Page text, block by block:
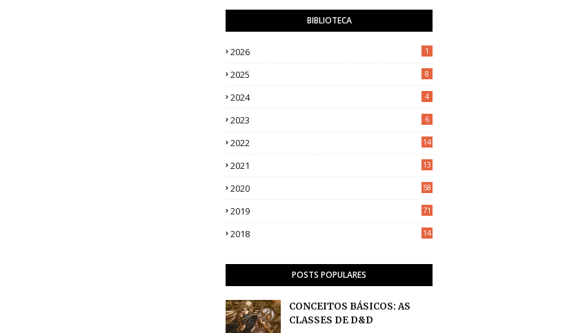
BIBLIOTECA
2026 1
2025 8
2024 4
2023 6
2022 14
2021 13
2020 58
2019 71
2018 14
POSTS POPULARES
CONCEITOS BÁSICOS: AS
CLASSES DE D&D